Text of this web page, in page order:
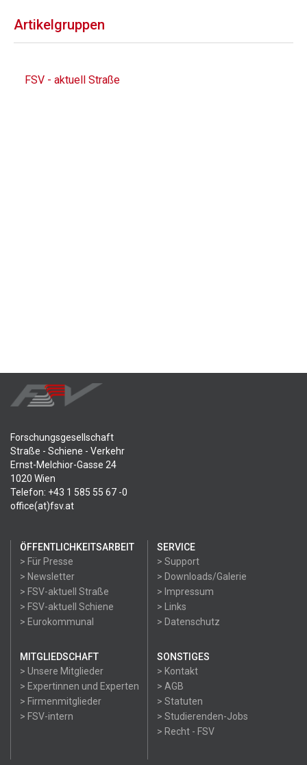
Artikelgruppen
FSV - aktuell Straße
Forschungsgesellschaft
Straße - Schiene - Verkehr
Ernst-Melchior-Gasse 24
1020 Wien
Telefon: +43 1 585 55 67 -0
office(at)fsv.at
ÖFFENTLICHKEITSARBEIT
> Für Presse
> Newsletter
> FSV-aktuell Straße
> FSV-aktuell Schiene
> Eurokommunal
SERVICE
> Support
> Downloads/Galerie
> Impressum
> Links
> Datenschutz
MITGLIEDSCHAFT
> Unsere Mitglieder
> Expertinnen und Experten
> Firmenmitglieder
> FSV-intern
SONSTIGES
> Kontakt
> AGB
> Statuten
> Studierenden-Jobs
> Recht - FSV